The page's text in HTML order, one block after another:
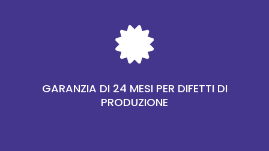

GARANZIA DI 24 MESI PER DIFETTI DI
PRODUZIONE